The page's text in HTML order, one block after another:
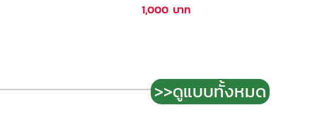
1,000 บาท
>>ดูแบบทั้งหมด